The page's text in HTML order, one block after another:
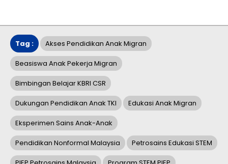
Tag : Akses Pendidikan Anak Migran
Beasiswa Anak Pekerja Migran
Bimbingan Belajar KBRI CSR
Dukungan Pendidikan Anak TKI Edukasi Anak Migran
Eksperimen Sains Anak-Anak
Pendidikan Nonformal Malaysia Petrosains Edukasi STEM